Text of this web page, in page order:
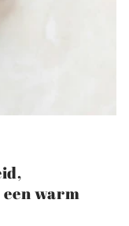
een warm